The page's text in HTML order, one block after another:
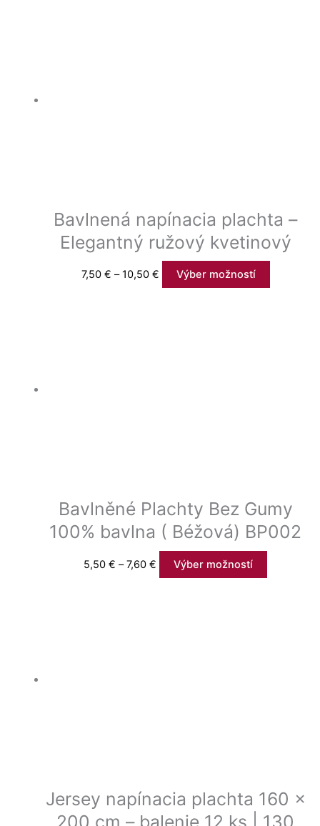
Bavlnená napínacia plachta –
Elegantný ružový kvetinový
7,50 € – 10,50 € Výber možností
Bavlněné Plachty Bez Gumy
100% bavlna ( Béžová) BP002
5,50€ – 7,60€ Výber možností
Jersey napínacia plachta 160 ×
200 cm – balenie 12 ks | 130